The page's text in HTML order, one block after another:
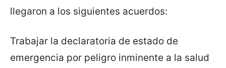
llegaron a los siguientes acuerdos:
Trabajar la declaratoria de estado de
emergencia por peligro inminente a la salud